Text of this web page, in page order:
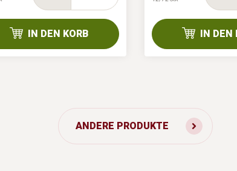
IN DEN KORB IN DEN
ANDERE PRODUKTE